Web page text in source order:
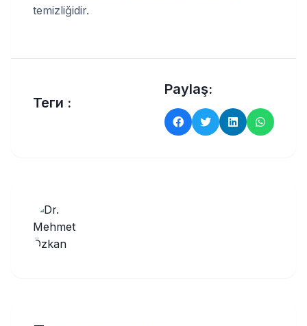
temizliğidir.
Теги :
Paylaş: